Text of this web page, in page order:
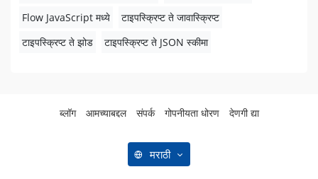
Flow JavaScript मध्ये
टाइपस्क्रिप्ट ते जावास्क्रिप्ट
टाइपस्क्रिप्ट ते झोड
टाइपस्क्रिप्ट ते JSON स्कीमा
ब्लॉग आमच्याबद्दल संपर्क गोपनीयता धोरण देणगी द्या
मराठी